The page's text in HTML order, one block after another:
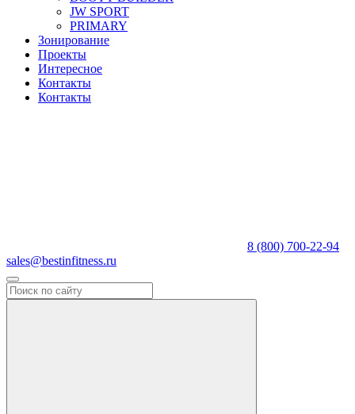
JW SPORT
PRIMARY
Зонирование
Проекты
Интересное
Контакты
Контакты
8 (800) 700-22-94
sales@bestinfitness.ru